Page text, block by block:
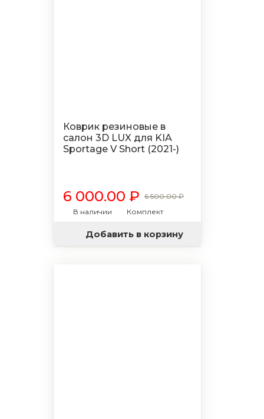
Коврик резиновые в
салон 3D LUX для KIA
Sportage V Short (2021-)
6 000.00 ₽ 6 500.00 ₽
В наличии
Комплект
Добавить в корзину